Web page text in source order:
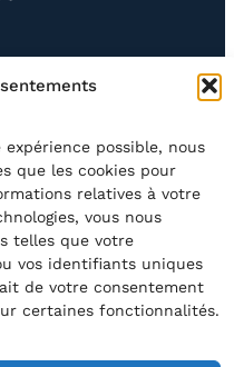
possible, nous
que les cookies pour
relatives à votre
vous nous
telles que votre
vos identifiants uniques
de votre consentement
certaines fonctionnalités.
NEWSLETTER
Rechercher
5230​ 8091​ 4546
Wallonie-Bruxelles